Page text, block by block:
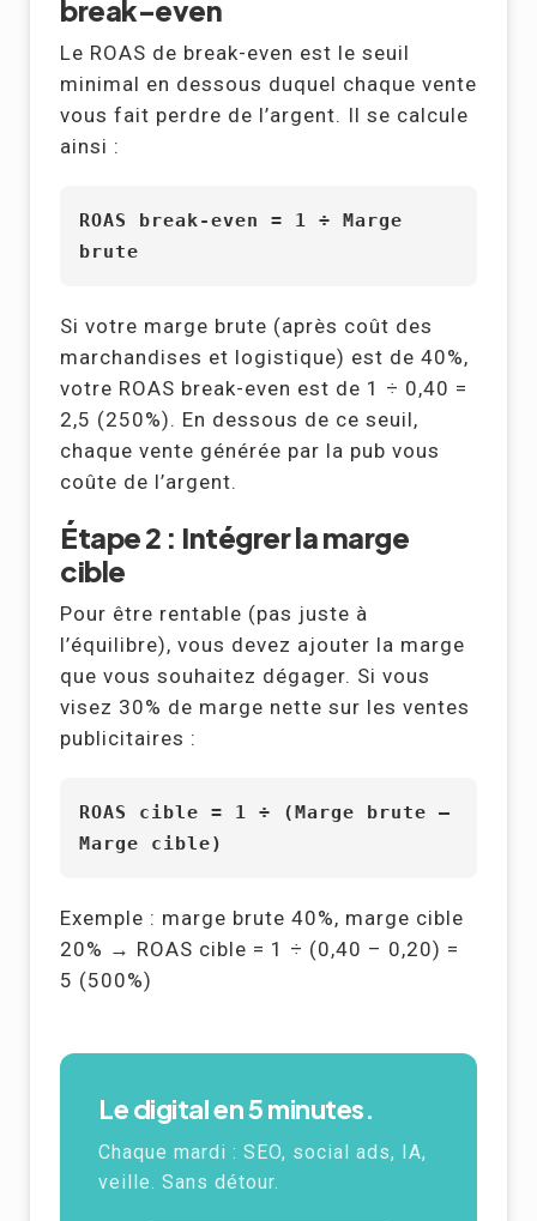
break-even
Le ROAS de break-even est le seuil
minimal en dessous duquel chaque vente
vous fait perdre de l’argent. Il se calcule
ainsi :
ROAS break-even = 1 ÷ Marge
brute
Si votre marge brute (après coût des
marchandises et logistique) est de 40%,
votre ROAS break-even est de 1 ÷ 0,40 =
2,5 (250%). En dessous de ce seuil,
chaque vente générée par la pub vous
coûte de l’argent.
Étape 2 : Intégrer la marge
cible
Pour être rentable (pas juste à
l’équilibre), vous devez ajouter la marge
que vous souhaitez dégager. Si vous
visez 30% de marge nette sur les ventes
publicitaires :
ROAS cible = 1 ÷ (Marge brute –
Marge cible)
Exemple : marge brute 40%, marge cible
20% → ROAS cible = 1 ÷ (0,40 – 0,20) =
5 (500%)
Le digital en 5 minutes.
Chaque mardi : SEO, social ads, IA,
veille. Sans détour.